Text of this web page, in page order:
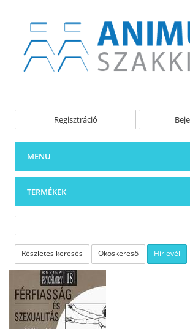
Regisztráció
MENÜ
TERMÉKEK
Részletes keresés Okoskereső Hírlevél